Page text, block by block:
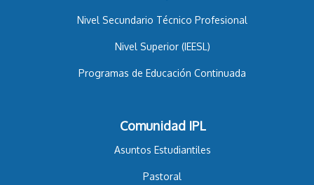
Nivel Secundario Técnico Profesional
Nivel Superior (IEESL)
Programas de Educación Continuada
Comunidad IPL
Asuntos Estudiantiles
Pastoral